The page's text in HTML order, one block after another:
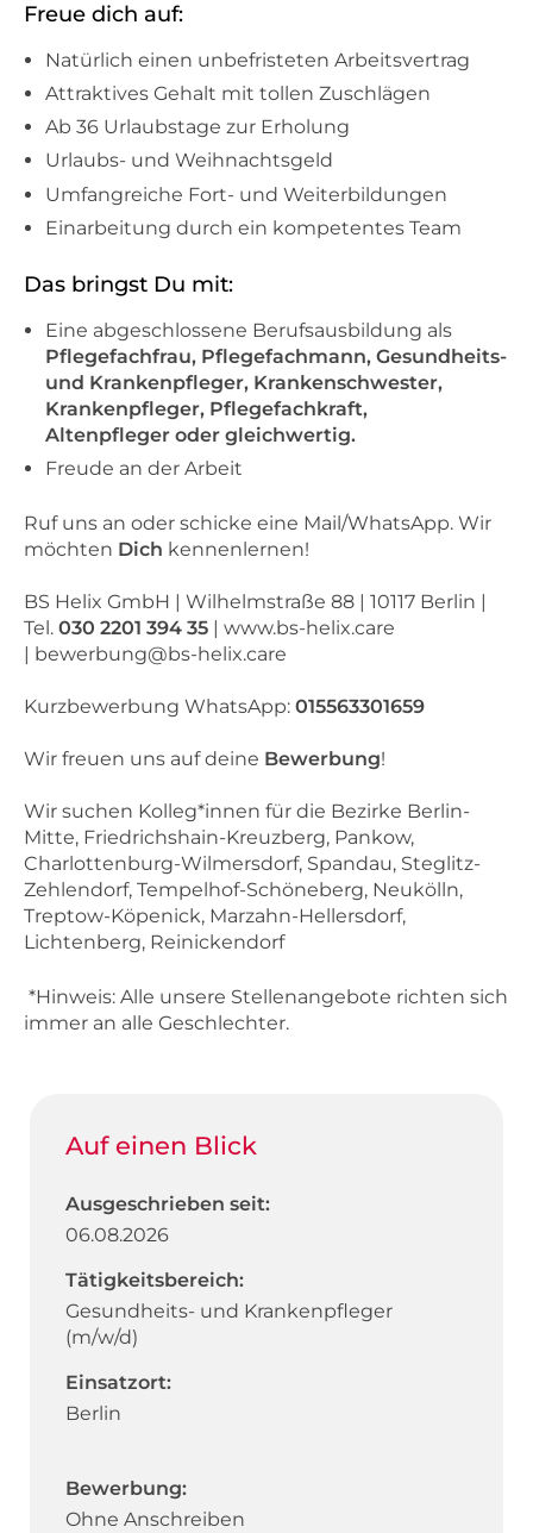
Freue dich auf:
Natürlich einen unbefristeten Arbeitsvertrag
Attraktives Gehalt mit tollen Zuschlägen
Ab 36 Urlaubstage zur Erholung
Urlaubs- und Weihnachtsgeld
Umfangreiche Fort- und Weiterbildungen
Einarbeitung durch ein kompetentes Team
Das bringst Du mit:
Eine abgeschlossene Berufsausbildung als
Pflegefachfrau, Pflegefachmann, Gesundheits-
und Krankenpfleger, Krankenschwester,
Krankenpfleger, Pflegefachkraft,
Altenpfleger oder gleichwertig.
Freude an der Arbeit
Ruf uns an oder schicke eine Mail/WhatsApp. Wir
möchten Dich kennenlernen!
BS Helix GmbH | Wilhelmstraße 88 | 10117 Berlin |
Tel. 030 2201 394 35 | www.bs-helix.care
| bewerbung@bs-helix.care
Kurzbewerbung WhatsApp: 015563301659
Wir freuen uns auf deine Bewerbung!
Wir suchen Kolleg*innen für die Bezirke Berlin-
Mitte, Friedrichshain-Kreuzberg, Pankow,
Charlottenburg-Wilmersdorf, Spandau, Steglitz-
Zehlendorf, Tempelhof-Schöneberg, Neukölln,
Treptow-Köpenick, Marzahn-Hellersdorf,
Lichtenberg, Reinickendorf
*Hinweis: Alle unsere Stellenangebote richten sich
immer an alle Geschlechter.
Auf einen Blick
Ausgeschrieben seit:
06.08.2026
Tätigkeitsbereich:
Gesundheits- und Krankenpfleger
(m/w/d)
Einsatzort:
Berlin
Bewerbung:
Ohne Anschreiben